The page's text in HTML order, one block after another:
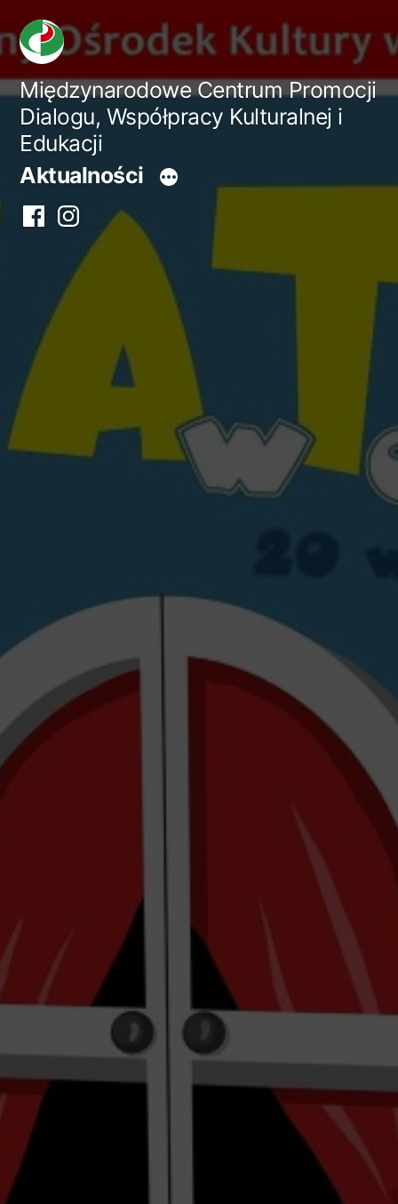
Przejdź
do
treściMiędzynarodowe Centrum Promocji
Dialogu, Współpracy Kulturalnej i
Edukacji
Aktualności
Facebook
centrum
Instagram